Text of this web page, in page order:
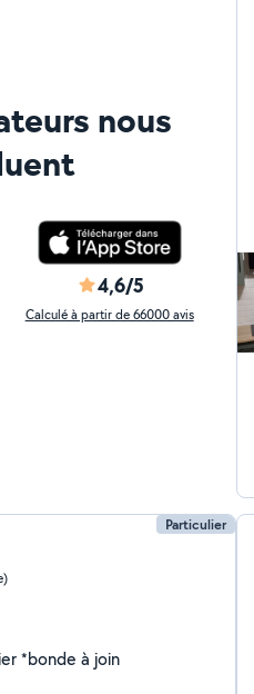
nous
4,6/5
Calculé à partir de 66000 avis
Particulier
*Peintre *décoration *plâtrier *bonde à join